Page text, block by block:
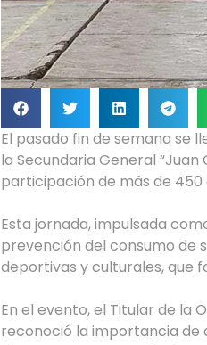
El pasado fin de semana se
la Secundaria General
participación de más de
Esta jornada, impulsada
prevención del consumo de
deportivas y culturales, que
En el evento, el Titular de la
reconoció la importancia de